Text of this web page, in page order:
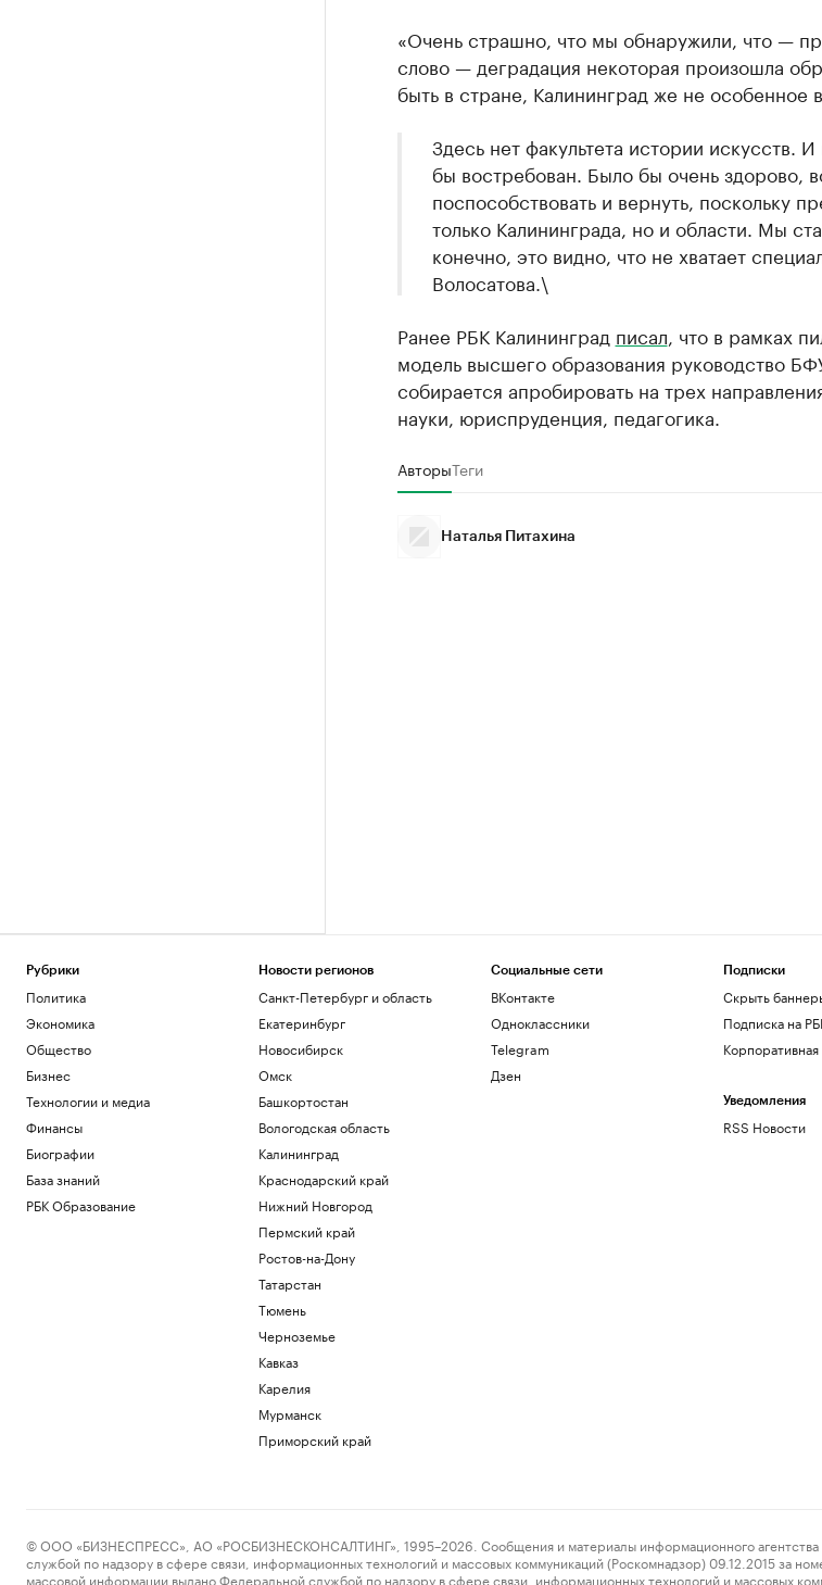
«Очень страшно, что мы обнаружили, что —
слово — деградация некоторая произошла
быть в стране, Калининград же не особенное
Здесь нет факультета истории искусств.
бы востребован. Было бы очень здорово,
поспособствовать и вернуть, поскольку
только Калининграда, но и области. Мы
конечно, это видно, что не хватает
Волосатова.\
Ранее РБК Калининград писал , что в рамках
модель высшего образования руководство
собирается апробировать на трех
науки, юриспруденция, педагогика.
АвторыТеги
Наталья Питахина
Рубрики
Политика
Экономика
Общество
Бизнес
Технологии и медиа
Финансы
Биографии
База знаний
РБК Образование
Новости регионов
Санкт-Петербург и область
Екатеринбург
Новосибирск
Омск
Башкортостан
Вологодская область
Калининград
Краснодарский край
Нижний Новгород
Пермский край
Ростов-на-Дону
Татарстан
Тюмень
Черноземье
Кавказ
Карелия
Мурманск
Приморский край
Социальные сети
ВКонтакте
Одноклассники
Telegram
Дзен
Подписки
Скрыть
Подписка на
Уведомления
RSS Новости
© ООО «БИЗНЕСПРЕСС», АО «РОСБИЗНЕСКОНСАЛТИНГ», 1995–2026. Сообщения и материалы информационного агентства
службой по надзору в сфере связи, информационных технологий и массовых коммуникаций (Роскомнадзор) 09.12.2015 за
массовой информации выдано Федеральной службой по надзору в сфере связи, информационных технологий и массовых